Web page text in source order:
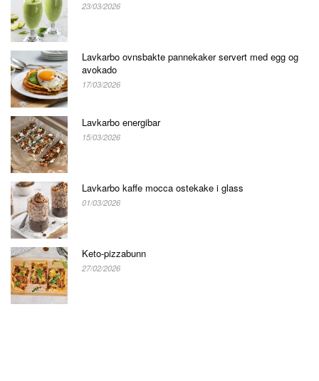
23/03/2026
Lavkarbo ovnsbakte pannekaker servert med egg og
avokado
17/03/2026
Lavkarbo energibar
15/03/2026
Lavkarbo kaffe mocca ostekake i glass
01/03/2026
Keto-pizzabunn
27/02/2026